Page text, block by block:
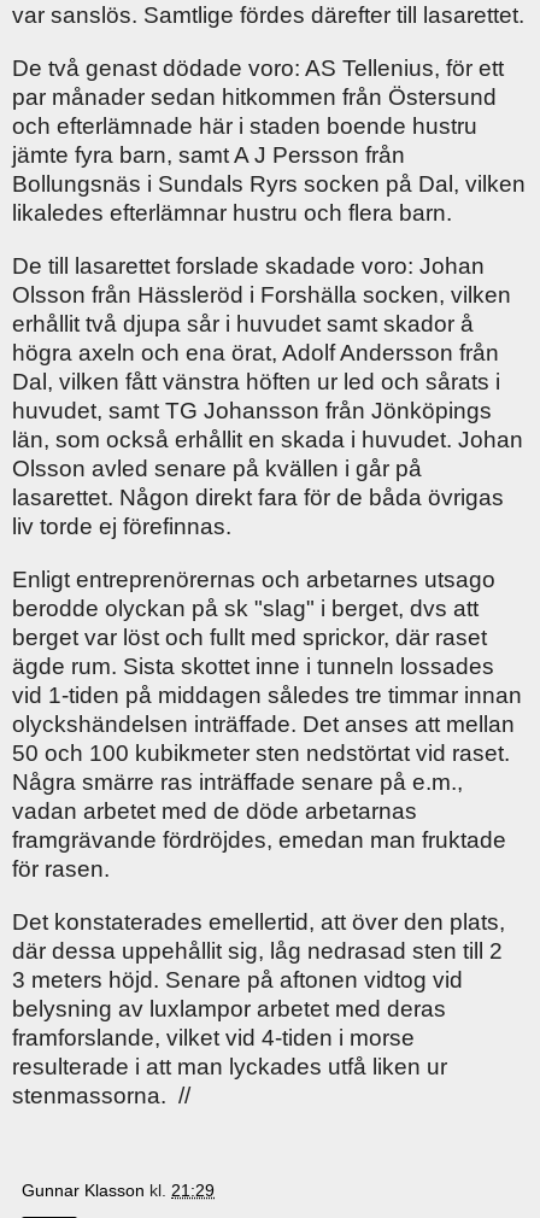
var sanslös. Samtlige fördes därefter till lasarettet.
De två genast dödade voro: AS Tellenius, för ett
par månader sedan hitkommen från Östersund
och efterlämnade här i staden boende hustru
jämte fyra barn, samt A J Persson från
Bollungsnäs i Sundals Ryrs socken på Dal, vilken
likaledes efterlämnar hustru och flera barn.
De till lasarettet forslade skadade voro: Johan
Olsson från Hässleröd i Forshälla socken, vilken
erhållit två djupa sår i huvudet samt skador å
högra axeln och ena örat, Adolf Andersson från
Dal, vilken fått vänstra höften ur led och sårats i
huvudet, samt TG Johansson från Jönköpings
län, som också erhållit en skada i huvudet. Johan
Olsson avled senare på kvällen i går på
lasarettet. Någon direkt fara för de båda övrigas
liv torde ej förefinnas.
Enligt entreprenörernas och arbetarnes utsago
berodde olyckan på sk "slag" i berget, dvs att
berget var löst och fullt med sprickor, där raset
ägde rum. Sista skottet inne i tunneln lossades
vid 1-tiden på middagen således tre timmar innan
olyckshändelsen inträffade. Det anses att mellan
50 och 100 kubikmeter sten nedstörtat vid raset.
Några smärre ras inträffade senare på e.m.,
vadan arbetet med de döde arbetarnas
framgrävande fördröjdes, emedan man fruktade
för rasen.
Det konstaterades emellertid, att över den plats,
där dessa uppehållit sig, låg nedrasad sten till 2
3 meters höjd. Senare på aftonen vidtog vid
belysning av luxlampor arbetet med deras
framforslande, vilket vid 4-tiden i morse
resulterade i att man lyckades utfå liken ur
stenmassorna. //
Gunnar Klasson kl. 21:29